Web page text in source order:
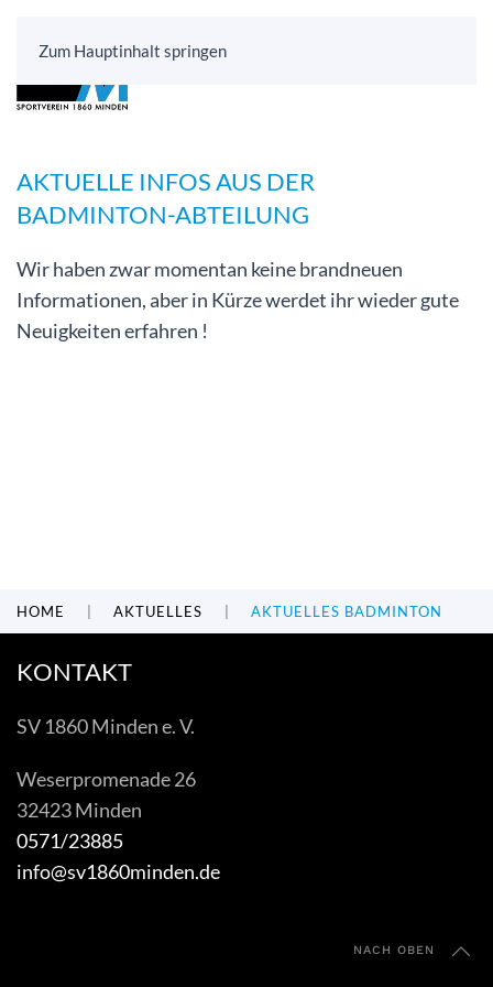
Zum Hauptinhalt springen
AKTUELLE INFOS AUS DER
BADMINTON-ABTEILUNG
Wir haben zwar momentan keine brandneuen
Informationen, aber in Kürze werdet ihr wieder gute
Neuigkeiten erfahren !
HOME AKTUELLES AKTUELLES BADMINTON
KONTAKT
SV 1860 Minden e. V.
Weserpromenade 26
32423 Minden
0571/23885
info@sv1860minden.de
NACH OBEN